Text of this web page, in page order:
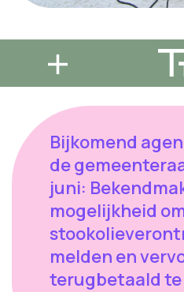
Bijkomend
de
juni:
mogelijkheid
melden en
terugbetaald